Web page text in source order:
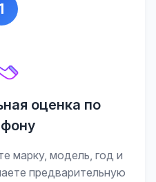
оценка по
марку, модель, год и
предварительную